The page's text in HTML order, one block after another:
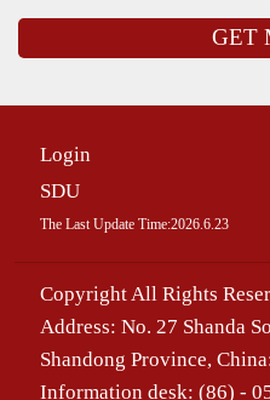
GET
Login
SDU
The Last Update Time:2026. 6. 23
Copyright All Rights
Address: No. 27 Shanda
Shandong Province,
Information desk: (86) -